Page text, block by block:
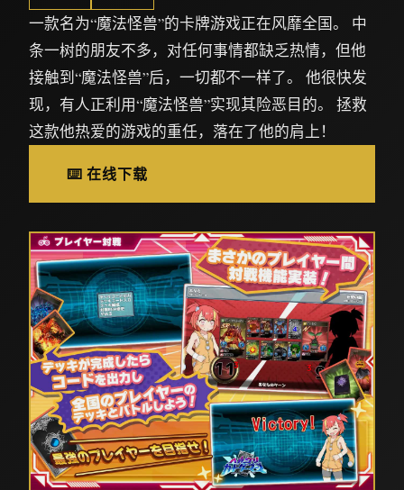
一款名为“魔法怪兽”的卡牌游戏正在风靡全国。 中
条一树的朋友不多，对任何事情都缺乏热情，但他
接触到“魔法怪兽”后，一切都不一样了。 他很快发
现，有人正利用“魔法怪兽”实现其险恶目的。 拯救
这款他热爱的游戏的重任，落在了他的肩上！
⌨️ 在线下载